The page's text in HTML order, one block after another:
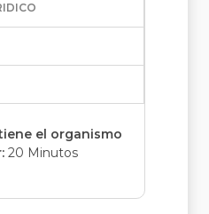
el organismo
20 Minutos